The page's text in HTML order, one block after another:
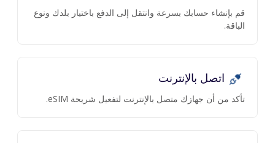
قم بإنشاء حسابك بسرعة وانتقل إلى الدفع باختيار بلدك ونوع
الباقة.
اتصل بالإنترنت
تأكد من أن جهازك متصل بالإنترنت لتفعيل شريحة eSIM.